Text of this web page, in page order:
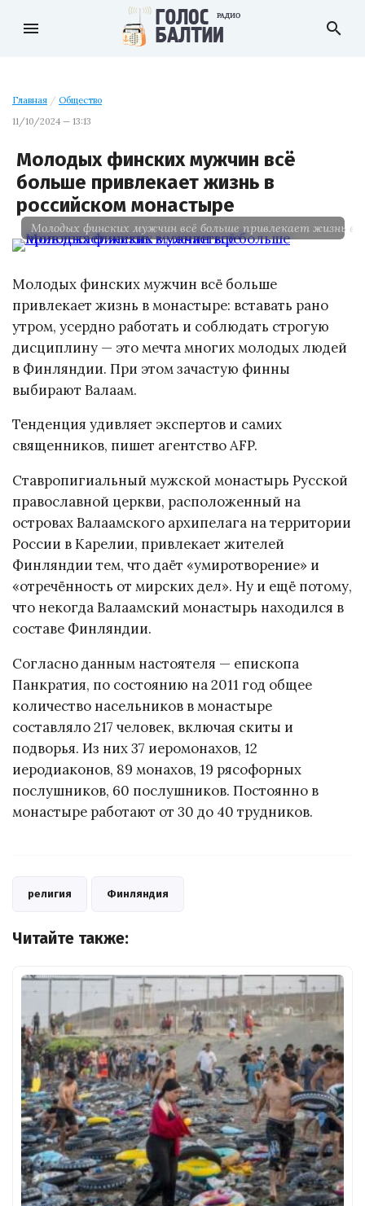
menu search
Главная / Общество
11/10/2024 — 13:13
Молодых финских мужчин всё
больше привлекает жизнь в
российском монастыре
Молодых финских мужчин всё больше привлекает жизнь в
Молодых финских мужчин всё больше
привлекает жизнь в монастыре: вставать рано
утром, усердно работать и соблюдать строгую
дисциплину — это мечта многих молодых людей
в Финляндии. При этом зачастую финны
выбирают Валаам.
Тенденция удивляет экспертов и самих
священников, пишет агентство AFP.
Ставропигиальный мужской монастырь Русской
православной церкви, расположенный на
островах Валаамского архипелага на территории
России в Карелии, привлекает жителей
Финляндии тем, что даёт «умиротворение» и
«отречённость от мирских дел». Ну и ещё потому,
что некогда Валаамский монастырь находился в
составе Финляндии.
Согласно данным настоятеля — епископа
Панкратия, по состоянию на 2011 год общее
количество насельников в монастыре
составляло 217 человек, включая скиты и
подворья. Из них 37 иеромонахов, 12
иеродиаконов, 89 монахов, 19 рясофорных
послушников, 60 послушников. Постоянно в
монастыре работают от 30 до 40 трудников.
религия Финляндия
Читайте также: